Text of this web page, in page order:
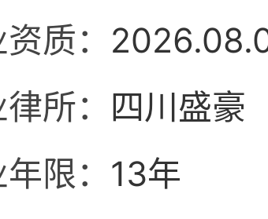
质：
所： 四川盛豪
限： 13年